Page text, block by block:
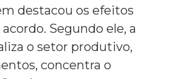
destacou os efeitos
Segundo ele, a
o setor produtivo,
concentra o